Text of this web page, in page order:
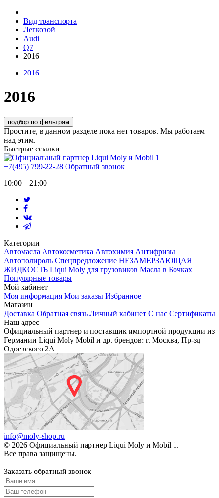
Вид транспорта
Легковой
Audi
Q7
2016
2016
2016
подбор по фильтрам
Простите, в данном разделе пока нет товаров. Мы работаем
над этим.
Быстрые ссылки
+7(495) 799-22-28 Обратный звонок
10:00 – 21:00
Категории
Автомасла Автокосметика Автохимия Антифризы
Автополироль Спецпредложение НЕЗАМЕРЗАЮЩАЯ
ЖИДКОСТЬ Liqui Moly для грузовиков Масла в Бочках
Популярные товары
Мой кабинет
Моя информация Мои заказы Избранное
Магазин
Доставка Обратная связь Личный кабинет О нас Сертификаты
Наш адрес
Официальный партнер и поставщик импортной продукции из
Германии Liqui Moly Mobil и др. брендов: г. Москва, Пр-зд
Одоевского 2А
info@moly-shop.ru
© 2026 Официальный партнер Liqui Moly и Mobil 1.
Все права защищены.
Заказать обратный звонок